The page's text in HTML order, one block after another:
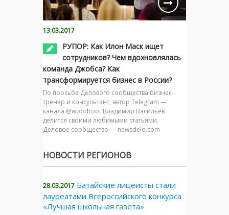
13.03.2017
РУПОР: Как Илон Маск ищет
сотрудников? Чем вдохновлялась
команда Джобса? Как
трансформируется бизнес в России?
По просьбе Делового сообщества бизнес-
тренер и консультант, автор Telegram —
канала @woodroot Владимир Васильев
делится своими любимыми статьями.
Деловое сообщество — newsdelo.com
НОВОСТИ РЕГИОНОВ
28.03.2017 Батайские лицеисты стали
лауреатами Всероссийского конкурса
«Лучшая школьная газета»